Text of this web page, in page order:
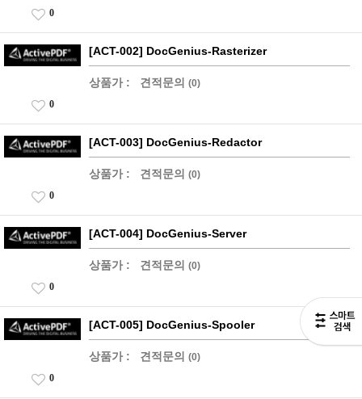
0
[ACT-002] DocGenius-Rasterizer
상품가 : 견적문의 (0)
0
[ACT-003] DocGenius-Redactor
상품가 : 견적문의 (0)
0
[ACT-004] DocGenius-Server
상품가 : 견적문의 (0)
0
[ACT-005] DocGenius-Spooler
상품가 : 견적문의 (0)
0